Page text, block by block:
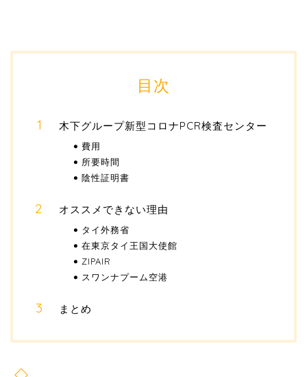
目次
木下グループ新型コロナPCR検査センター
費用
所要時間
陰性証明書
オススメできない理由
タイ外務省
在東京タイ王国大使館
ZIPAIR
スワンナプーム空港
まとめ